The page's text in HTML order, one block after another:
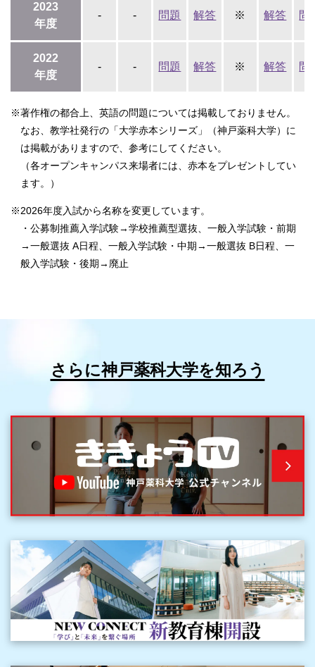
2023
年度
- - 問題 解答 ※ 解答 問
2022
年度
- - 問題 解答 ※ 解答 問
※著作権の都合上、英語の問題については掲載しておりません。
なお、教学社発行の「大学赤本シリーズ」（神戸薬科大学）に
は掲載がありますので、参考にしてください。
（各オープンキャンパス来場者には、赤本をプレゼントしてい
ます。）
※2026年度入試から名称を変更しています。
・公募制推薦入学試験→学校推薦型選抜、一般入学試験・前期
→一般選抜 A日程、一般入学試験・中期→一般選抜 B日程、一
般入学試験・後期→廃止
さらに神戸薬科大学を知ろう